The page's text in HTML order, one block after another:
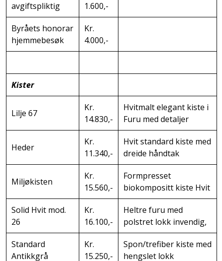
avgiftspliktig
1.600,-
Byråets honorar
hjemmebesøk
Kr.
4.000,-
Kister
Lilje 67
Kr.
14.830,-
Hvitmalt elegant kiste i
Furu med detaljer
Heder
Kr.
11.340,-
Hvit standard kiste med
dreide håndtak
Miljøkisten
Kr.
15.560,-
Formpresset
biokompositt kiste Hvit
Solid Hvit mod.
26
Kr.
16.100,-
Heltre furu med
polstret lokk invendig,
Standard
Antikkgrå
Kr.
15.250,-
Spon/trefiber kiste med
hengslet lokk